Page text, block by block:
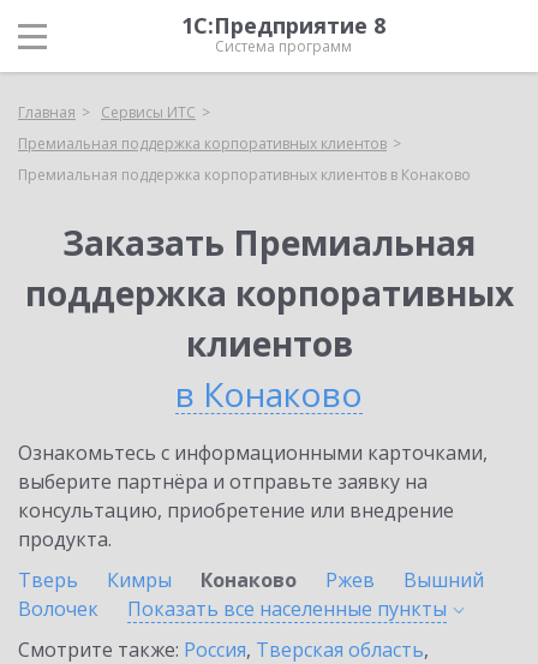
1С:Предприятие 8
Система программ
Главная
Сервисы ИТС
Премиальная поддержка корпоративных клиентов
Премиальная поддержка корпоративных клиентов в Конаково
Заказать Премиальная
поддержка корпоративных
клиентов
в Конаково
Ознакомьтесь с информационными карточками,
выберите партнёра и отправьте заявку на
консультацию, приобретение или внедрение
продукта.
Тверь
Кимры Конаково Ржев
Вышний
Волочек
Показать все населенные пункты
Смотрите также: Россия, Тверская область,